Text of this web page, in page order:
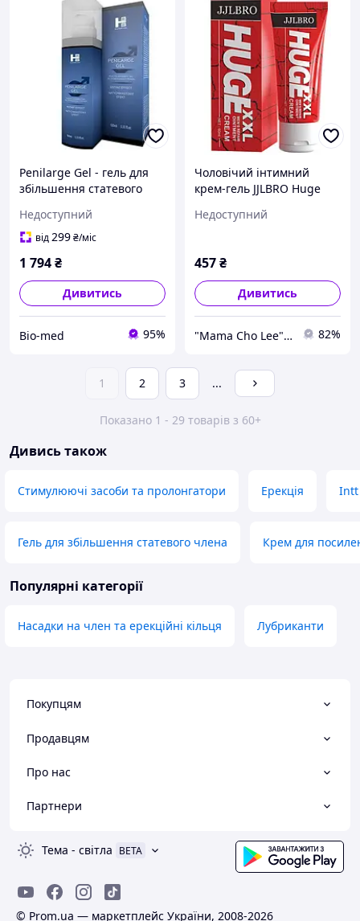
Penilarge Gel - гель для
збільшення статевого
Недоступний
від299₴/міс
1 794₴
Дивитись
Bio-med 95%
Чоловічий інтимний
крем-гель JJLBRO Huge
для масажу
Недоступний
457₴
Дивитись
"Mama Cho Lee" інтернет-магазин 82%
1 2 3 ...
Показано 1 - 29 товарів з 60+
Дивись також
Стимулюючі засоби та пролонгатори Ерекція Intt
Гель для збільшення статевого члена Крем для
Популярні категорії
Насадки на член та ерекційні кільця Лубриканти
Покупцям
Продавцям
Про нас
Партнери
Тема - світла BETA
© Prom.ua — маркетплейс України, 2008-2026